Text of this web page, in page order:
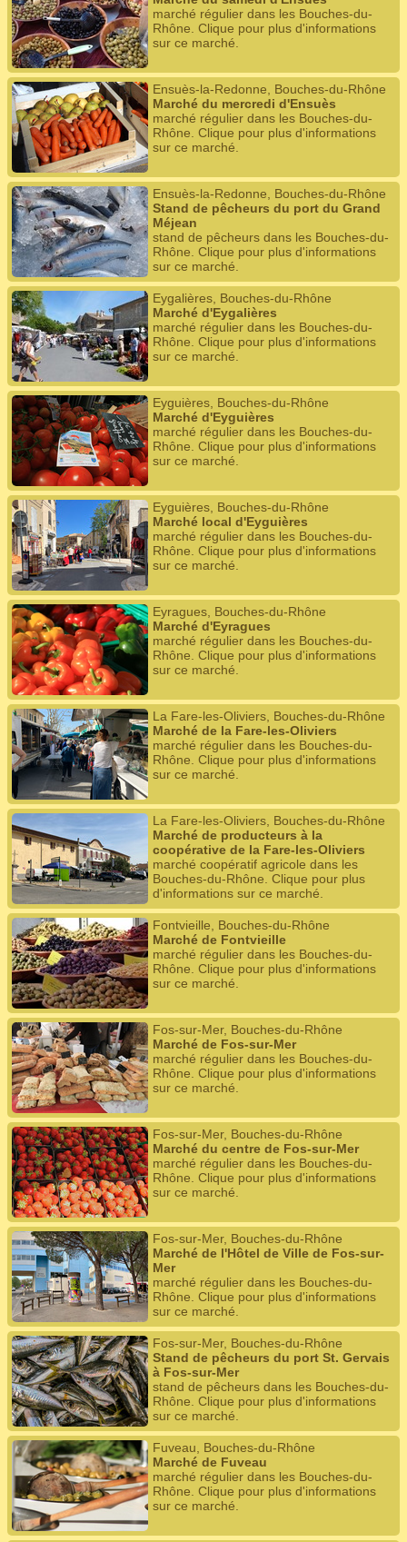
marché régulier dans les Bouches-du-
Rhône. Clique pour plus d'informations
sur ce marché.
Ensuès-la-Redonne, Bouches-du-Rhône
Marché du mercredi d'Ensuès
marché régulier dans les Bouches-du-
Rhône. Clique pour plus d'informations
sur ce marché.
Ensuès-la-Redonne, Bouches-du-Rhône
Stand de pêcheurs du port du Grand
Méjean
stand de pêcheurs dans les Bouches-du-
Rhône. Clique pour plus d'informations
sur ce marché.
Eygalières, Bouches-du-Rhône
Marché d'Eygalières
marché régulier dans les Bouches-du-
Rhône. Clique pour plus d'informations
sur ce marché.
Eyguières, Bouches-du-Rhône
Marché d'Eyguières
marché régulier dans les Bouches-du-
Rhône. Clique pour plus d'informations
sur ce marché.
Eyguières, Bouches-du-Rhône
Marché local d'Eyguières
marché régulier dans les Bouches-du-
Rhône. Clique pour plus d'informations
sur ce marché.
Eyragues, Bouches-du-Rhône
Marché d'Eyragues
marché régulier dans les Bouches-du-
Rhône. Clique pour plus d'informations
sur ce marché.
La Fare-les-Oliviers, Bouches-du-Rhône
Marché de la Fare-les-Oliviers
marché régulier dans les Bouches-du-
Rhône. Clique pour plus d'informations
sur ce marché.
La Fare-les-Oliviers, Bouches-du-Rhône
Marché de producteurs à la
coopérative de la Fare-les-Oliviers
marché coopératif agricole dans les
Bouches-du-Rhône. Clique pour plus
d'informations sur ce marché.
Fontvieille, Bouches-du-Rhône
Marché de Fontvieille
marché régulier dans les Bouches-du-
Rhône. Clique pour plus d'informations
sur ce marché.
Fos-sur-Mer, Bouches-du-Rhône
Marché de Fos-sur-Mer
marché régulier dans les Bouches-du-
Rhône. Clique pour plus d'informations
sur ce marché.
Fos-sur-Mer, Bouches-du-Rhône
Marché du centre de Fos-sur-Mer
marché régulier dans les Bouches-du-
Rhône. Clique pour plus d'informations
sur ce marché.
Fos-sur-Mer, Bouches-du-Rhône
Marché de l'Hôtel de Ville de Fos-sur-
Mer
marché régulier dans les Bouches-du-
Rhône. Clique pour plus d'informations
sur ce marché.
Fos-sur-Mer, Bouches-du-Rhône
Stand de pêcheurs du port St. Gervais
à Fos-sur-Mer
stand de pêcheurs dans les Bouches-du-
Rhône. Clique pour plus d'informations
sur ce marché.
Fuveau, Bouches-du-Rhône
Marché de Fuveau
marché régulier dans les Bouches-du-
Rhône. Clique pour plus d'informations
sur ce marché.